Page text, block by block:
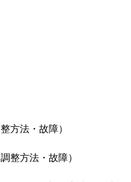
整方法・故障）
調整方法・故障）